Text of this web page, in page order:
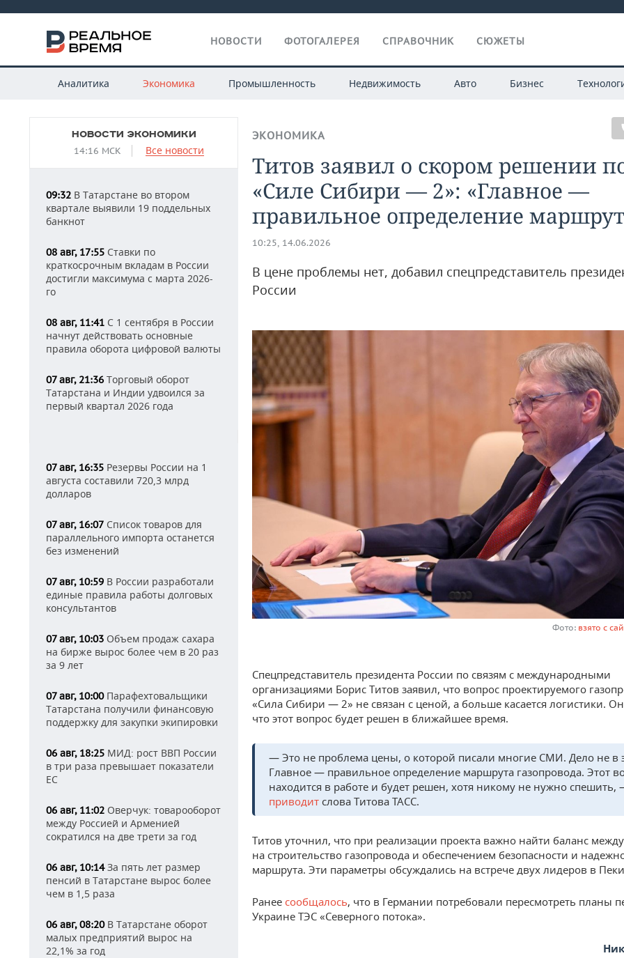
НОВОСТИ ФОТОГАЛЕРЕЯ СПРАВОЧНИК СЮЖЕТЫ
Аналитика Экономика Промышленность Недвижимость Авто Бизнес
НОВОСТИ ЭКОНОМИКИ
14:16 МСК Все новости
09:32 В Татарстане во втором
квартале выявили 19 поддельных
банкнот
08 авг, 17:55 Ставки по
краткосрочным вкладам в России
достигли максимума с марта 2026-
го
08 авг, 11:41 С 1 сентября в России
начнут действовать основные
правила оборота цифровой валюты
07 авг, 21:36 Торговый оборот
Татарстана и Индии удвоился за
первый квартал 2026 года
07 авг, 16:35 Резервы России на 1
августа составили 720,3 млрд
долларов
07 авг, 16:07 Список товаров для
параллельного импорта останется
без изменений
07 авг, 10:59 В России разработали
единые правила работы долговых
консультантов
07 авг, 10:03 Объем продаж сахара
на бирже вырос более чем в 20 раз
за 9 лет
07 авг, 10:00Парафехтовальщики
Татарстана получили финансовую
поддержку для закупки экипировки
06 авг, 18:25 МИД: рост ВВП России
в три раза превышает показатели
ЕС
06 авг, 11:02 Оверчук: товарооборот
между Россией и Арменией
сократился на две трети за год
06 авг, 10:14За пять лет размер
пенсий в Татарстане вырос более
чем в 1,5 раза
06 авг, 08:20В Татарстане оборот
малых предприятий вырос на
22,1% за год
ЭКОНОМИКА
Титов заявил о скором решении
«Силе Сибири — 2»: «Главное —
правильное определение
10:25, 14.06.2026
В цене проблемы нет, добавил спецпредставитель
России
Фото: взято с
Спецпредставитель президента России по связям с международными
организациями Борис Титов заявил, что вопрос проектируемого
«Сила Сибири — 2» не связан с ценой, а больше касается логистики.
что этот вопрос будет решен в ближайшее время.
— Это не проблема цены, о которой писали многие СМИ. Дело не в
Главное — правильное определение маршрута газопровода. Этот
находится в работе и будет решен, хотя никому не нужно спешить,
приводит слова Титова ТАСС.
Титов уточнил, что при реализации проекта важно найти баланс
на строительство газопровода и обеспечением безопасности и
маршрута. Эти параметры обсуждались на встрече двух лидеров в
Ранее сообщалось, что в Германии потребовали пересмотреть планы
Украине ТЭС «Северного потока».